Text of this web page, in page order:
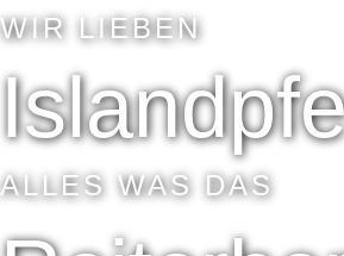
WIR LIEBEN
ALLES WAS DAS